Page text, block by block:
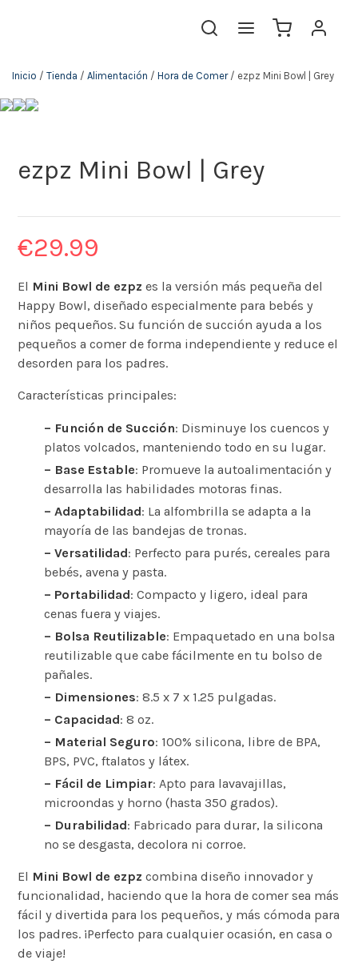
Inicio / Tienda / Alimentación / Hora de Comer/ ezpz Mini Bowl | Grey
ezpz Mini Bowl | Grey
€29.99
El Mini Bowl de ezpz es la versión más pequeña del
Happy Bowl, diseñado especialmente para bebés y
niños pequeños. Su función de succión ayuda a los
pequeños a comer de forma independiente y reduce el
desorden para los padres.
Características principales:
– Función de Succión: Disminuye los cuencos y
platos volcados, manteniendo todo en su lugar.
– Base Estable: Promueve la autoalimentación y
desarrolla las habilidades motoras finas.
– Adaptabilidad: La alfombrilla se adapta a la
mayoría de las bandejas de tronas.
– Versatilidad: Perfecto para purés, cereales para
bebés, avena y pasta.
– Portabilidad: Compacto y ligero, ideal para
cenas fuera y viajes.
– Bolsa Reutilizable: Empaquetado en una bolsa
reutilizable que cabe fácilmente en tu bolso de
pañales.
– Dimensiones: 8.5 x 7 x 1.25 pulgadas.
– Capacidad: 8 oz.
– Material Seguro: 100% silicona, libre de BPA,
BPS, PVC, ftalatos y látex.
– Fácil de Limpiar: Apto para lavavajillas,
microondas y horno (hasta 350 grados).
– Durabilidad: Fabricado para durar, la silicona
no se desgasta, decolora ni corroe.
El Mini Bowl de ezpz combina diseño innovador y
funcionalidad, haciendo que la hora de comer sea más
fácil y divertida para los pequeños, y más cómoda para
los padres. ¡Perfecto para cualquier ocasión, en casa o
de viaje!